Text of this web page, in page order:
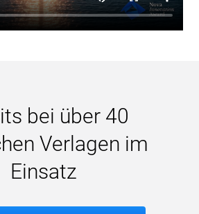
bei über 40
Verlagen im
Einsatz